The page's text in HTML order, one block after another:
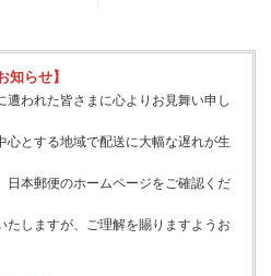
知らせ】
遭われた皆さまに心よりお見舞い申し
心とする地域で配送に大幅な遅れが生
日本郵便のホームページをご確認くだ
たしますが、ご理解を賜りますようお